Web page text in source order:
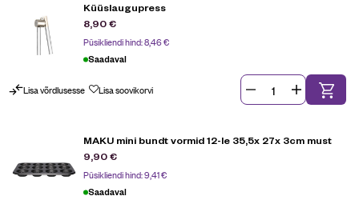
Küüslaugupress
8,90€
Püsikliendi hind:8,46€
Saadaval
Lisa võrdlusesse Lisa soovikorvi
MAKU mini bundt vormid 12-le 35,5x 27x 3cm must
9,90€
Püsikliendi hind:9,41€
Saadaval